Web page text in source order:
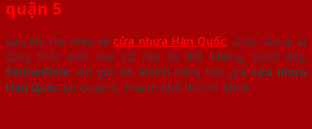
quận 5
Sau khi tìm hiểu về cửa nhựa Hàn Quốc, chắc hẳn ai ai
cũng thắc mắc loại cử này có đắt không. Dưới đây,
SaiGonDoor xin gửi tới khách hàng báo giá cửa nhựa
Hàn Quốc tại Quận 5, Thành phố Hồ Chí Minh.